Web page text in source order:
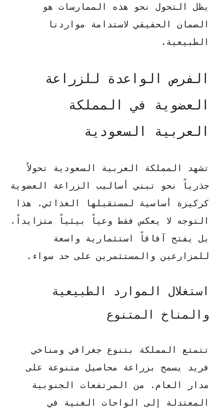
يظل التحول نحو هذه الممارسات هو
الضمان الحقيقي لاستدامة مواردنا
الطبيعية.
الفرص الواعدة للزراعة
العضوية في المملكة
العربية السعودية
تشهد المملكة العربية السعودية تحولاً
جذرياً نحو تبني أساليب
الزراعة العضوية
كركيزة أساسية لمستقبلها الغذائي. هذا
التوجه لا يعكس فقط وعياً بيئياً متزايداً،
بل يفتح آفاقاً استثمارية واسعة
للمزارعين والمستثمرين على حد سواء.
استغلال الموارد الطبيعية
والمناخ المتنوع
تتمتع المملكة بتنوع جغرافي ومناخي
فريد يسمح بزراعة محاصيل متنوعة على
مدار العام. من المرتفعات الجنوبية
المعتدلة إلى الواحات الغنية في